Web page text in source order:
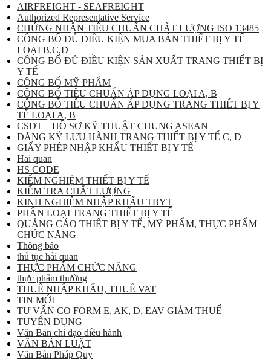
AIRFREIGHT - SEAFREIGHT
Authorized Representative Service
CHỨNG NHẬN TIÊU CHUẨN CHẤT LƯỢNG ISO 13485
CÔNG BỐ ĐỦ ĐIỀU KIỆN MUA BÁN THIẾT BỊ Y TẾ
LOẠI B,C,D
CÔNG BỐ ĐỦ ĐIỀU KIỆN SẢN XUẤT TRANG THIẾT BỊ
Y TẾ
CÔNG BỐ MỸ PHẨM
CÔNG BỐ TIÊU CHUẨN ÁP DỤNG LOẠI A, B
CÔNG BỐ TIÊU CHUẨN ÁP DỤNG TRANG THIẾT BỊ Y
TẾ LOẠI A, B
CSDT – HỒ SƠ KỸ THUẬT CHUNG ASEAN
ĐĂNG KÝ LƯU HÀNH TRANG THIẾT BỊ Y TẾ C, D
GIẤY PHÉP NHẬP KHẨU THIẾT BỊ Y TẾ
Hải quan
HS CODE
KIỂM NGHIỆM THIẾT BỊ Y TẾ
KIỂM TRA CHẤT LƯỢNG
KINH NGHIỆM NHẬP KHẨU TBYT
PHÂN LOẠI TRANG THIẾT BỊ Y TẾ
QUẢNG CÁO THIẾT BỊ Y TẾ, MỸ PHẨM, THỰC PHẨM
CHỨC NĂNG
Thông báo
thủ tục hải quan
THỰC PHẨM CHỨC NĂNG
thực phẩm thường
THUẾ NHẬP KHẨU, THUẾ VAT
TIN MỚI
TƯ VẤN CO FORM E, AK, D, EAV GIẢM THUẾ
TUYỂN DỤNG
Văn Bản chỉ đạo điều hành
VĂN BẢN LUẬT
Văn Bản Pháp Quy